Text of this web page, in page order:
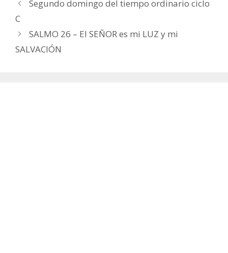
Segundo domingo del tiempo ordinario ciclo
C
SALMO 26 – El SEÑOR es mi LUZ y mi
SALVACIÓN